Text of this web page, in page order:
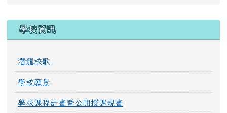
學校資訊
潛龍校歌
學校願景
學校課程計畫暨公開授課規畫